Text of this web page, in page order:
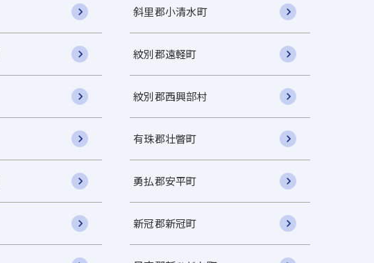
斜里郡小清水町
紋別郡遠軽町
紋別郡西興部村
有珠郡壮瞥町
勇払郡安平町
新冠郡新冠町